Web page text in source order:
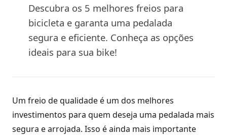
Descubra os 5 melhores freios para
bicicleta e garanta uma pedalada
segura e eficiente. Conheça as opções
ideais para sua bike!
Um freio de qualidade é um dos melhores
investimentos para quem deseja uma pedalada mais
segura e arrojada. Isso é ainda mais importante